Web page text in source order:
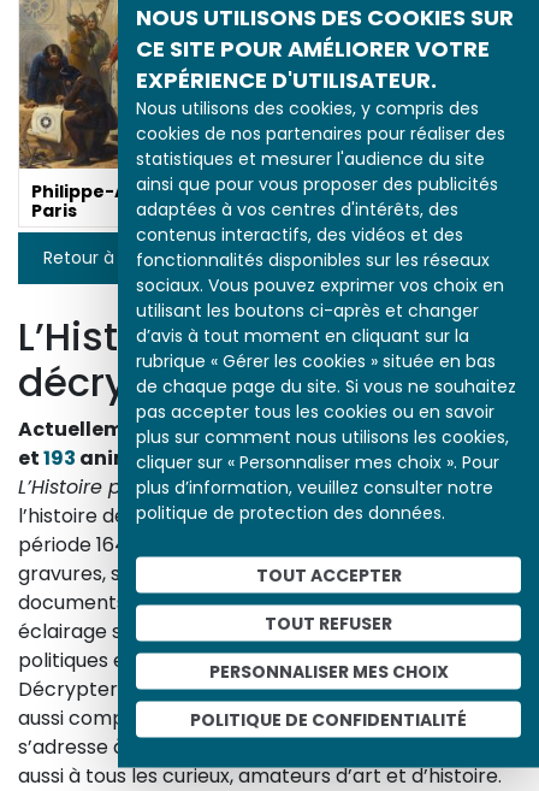
NOUS UTILISONS DES COOKIES SUR
CE SITE POUR AMÉLIORER VOTRE
EXPÉRIENCE D'UTILISATEUR.
Nous utilisons des cookies, y compris des
cookies de nos partenaires pour réaliser des
statistiques et mesurer l'audience du site
ainsi que pour vous proposer des publicités
adaptées à vos centres d'intérêts, des
contenus interactifs, des vidéos et des
fonctionnalités disponibles sur les réseaux
sociaux. Vous pouvez exprimer vos choix en
utilisant les boutons ci-après et changer
d’avis à tout moment en cliquant sur la
rubrique « Gérer les cookies » située en bas
de chaque page du site. Si vous ne souhaitez
pas accepter tous les cookies ou en savoir
plus sur comment nous utilisons les cookies,
cliquer sur « Personnaliser mes choix ». Pour
plus d’information, veuillez consulter notre
politique de protection des données.
TOUT ACCEPTER
TOUT REFUSER
PERSONNALISER MES CHOIX
POLITIQUE DE CONFIDENTIALITÉ
Philippe-Auguste et
Paris
Retour à la liste
L’Histoire par l’image
décrypte l’histoire
Actuellement en ligne3153 œuvres,1748études
et193 animations.
L’Histoire par l’imageexplore les événements de
l’histoire de France et les évolutions majeures de la
période 1643-1945. À travers des peintures, dessins,
gravures, sculptures, photographies, affiches,
documents d’archives, nos études proposent un
éclairage sur les réalités sociales, économiques,
politiques et culturelles d’une époque.
Décrypter les images et les événements d’hier, c’est
aussi comprendre ceux d’aujourd’hui. Un site qui
s’adresse à tous, famille, enseignants, élèves… mais
aussi à tous les curieux, amateurs d’art et d’histoire.